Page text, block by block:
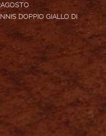
DOPPIO GIALLO DI